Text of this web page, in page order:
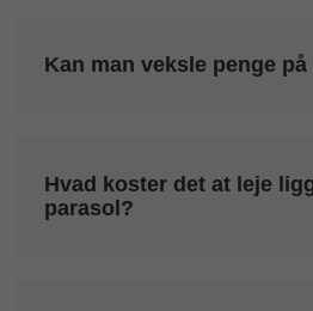
Kan man veksle penge
Hvad koster det at leje
parasol?